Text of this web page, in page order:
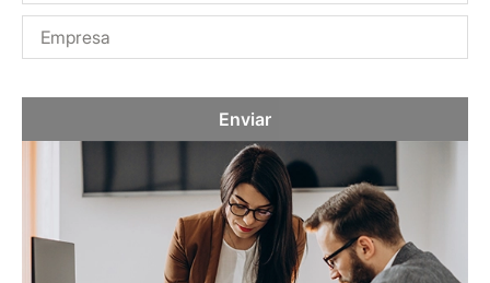
Enviar